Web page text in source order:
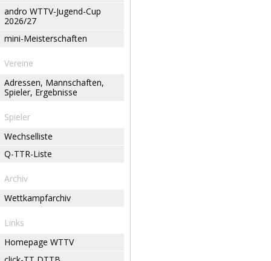
andro WTTV-Jugend-Cup
2026/27
mini-Meisterschaften
Vereine
Adressen, Mannschaften,
Spieler, Ergebnisse
Spieler
Wechselliste
Q-TTR-Liste
Archiv
Wettkampfarchiv
Links
Homepage WTTV